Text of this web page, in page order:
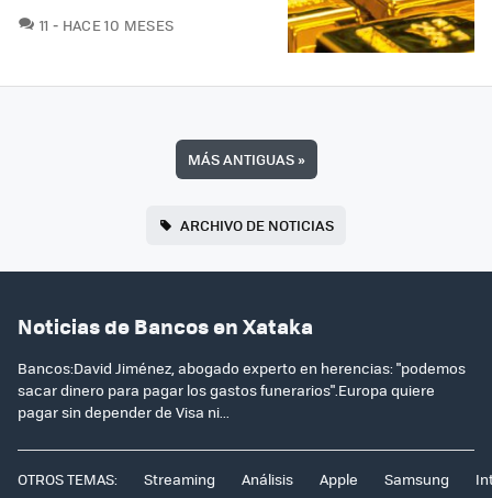
11 COMENTARIOS
HACE 10 MESES
MÁS ANTIGUAS»
ARCHIVO DE NOTICIAS
Noticias de Bancos en Xataka
Bancos:David Jiménez, abogado experto en herencias: "podemos
sacar dinero para pagar los gastos funerarios".Europa quiere
pagar sin depender de Visa ni...
OTROS TEMAS: Streaming Análisis Apple Samsung